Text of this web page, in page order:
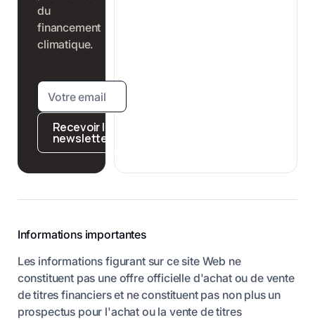
du
financement
climatique.
Recevoir la
newsletter
Informations importantes
Les informations figurant sur ce site Web ne
constituent pas une offre officielle d'achat ou de vente
de titres financiers et ne constituent pas non plus un
prospectus pour l'achat ou la vente de titres